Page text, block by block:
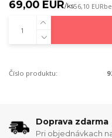
69,00 EUR/ks56,10 EUR
Číslo produktu:
Doprava zdarma
Pri objednávkach